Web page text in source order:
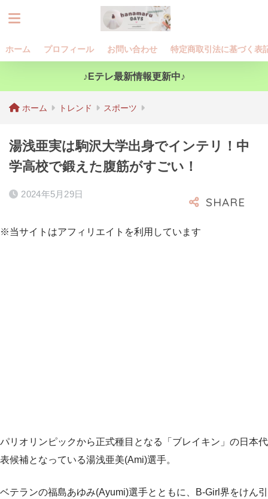
ホーム プロフィール お問い合わせ 特定商取引法に基づく表
♪Eテレ最新情報更新中♪
ホーム トレンド スポーツ
湯浅亜実は駒沢大学出身でインテリ！中
学高校で鍛えた腹筋がすごい！
2024年5月29日
※当サイトはアフィリエイトを利用しています
パリオリンピックから正式種目となる「ブレイキン」の日本代
表候補となっている湯浅亜美(Ami)選手。
ベテランの福島あゆみ(Ayumi)選手とともに、B-Girl界をけん引